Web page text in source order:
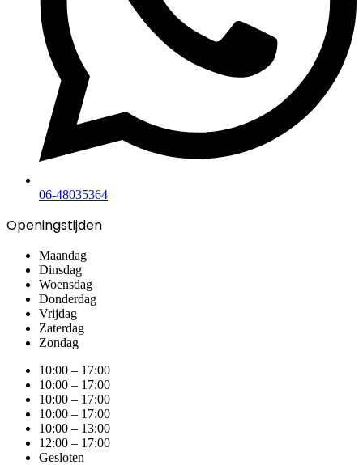
06-48035364
Openingstijden
Maandag
Dinsdag
Woensdag
Donderdag
Vrijdag
Zaterdag
Zondag
10:00 – 17:00
10:00 – 17:00
10:00 – 17:00
10:00 – 17:00
10:00 – 13:00
12:00 – 17:00
Gesloten